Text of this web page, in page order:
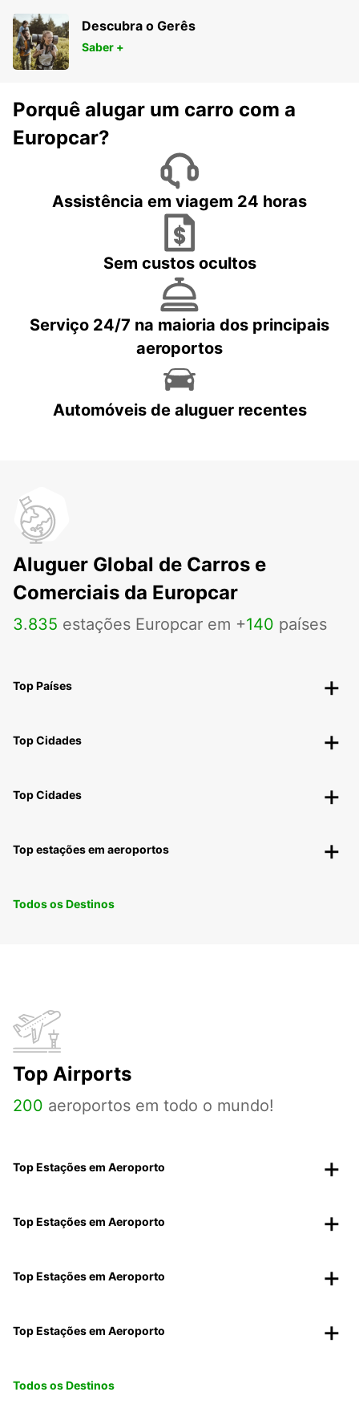
Descubra o Gerês
Saber +
Porquê alugar um carro com a
Europcar?
Assistência em viagem 24 horas
Sem custos ocultos
Serviço 24/7 na maioria dos principais
aeroportos
Automóveis de aluguer recentes
Aluguer Global de Carros e
Comerciais da Europcar
3.835 estações Europcar em +140 países
Top Países
Top Cidades
Top Cidades
Top estações em aeroportos
Todos os Destinos
Top Airports
200 aeroportos em todo o mundo!
Top Estações em Aeroporto
Top Estações em Aeroporto
Top Estações em Aeroporto
Top Estações em Aeroporto
Todos os Destinos